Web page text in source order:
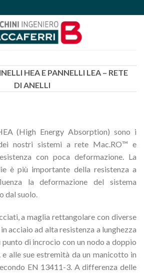
HEA E PANNELLI LEA – RETE
DI ANELLI
(High Energy Absorption) sono i
nostri sistemi a rete Mac.RO™ e
con poca deformazione. La
è più importante della resistenza a
la deformazione del sistema
dal suolo.
a maglia rettangolare con diverse
in acciaio ad alta resistenza a lunghezza
di incrocio con un nodo a doppio
alle sue estremità da un manicotto in
EN 13411-3. A differenza delle